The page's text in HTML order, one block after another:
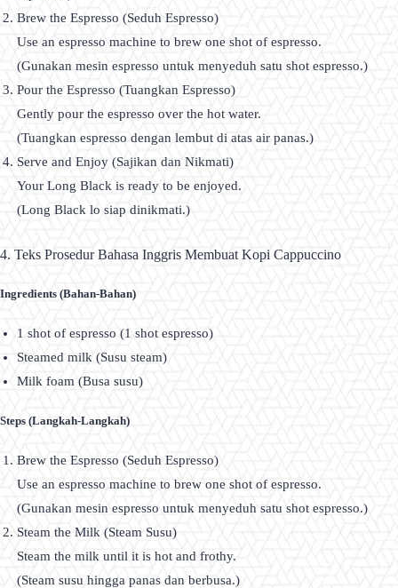
Brew the Espresso (Seduh Espresso)
Use an espresso machine to brew one shot of espresso.
(Gunakan mesin espresso untuk menyeduh satu shot espresso.)
Pour the Espresso (Tuangkan Espresso)
Gently pour the espresso over the hot water.
(Tuangkan espresso dengan lembut di atas air panas.)
Serve and Enjoy (Sajikan dan Nikmati)
Your Long Black is ready to be enjoyed.
(Long Black lo siap dinikmati.)
4. Teks Prosedur Bahasa Inggris Membuat Kopi Cappuccino
Ingredients (Bahan-Bahan)
1 shot of espresso (1 shot espresso)
Steamed milk (Susu steam)
Milk foam (Busa susu)
Steps (Langkah-Langkah)
Brew the Espresso (Seduh Espresso)
Use an espresso machine to brew one shot of espresso.
(Gunakan mesin espresso untuk menyeduh satu shot espresso.)
Steam the Milk (Steam Susu)
Steam the milk until it is hot and frothy.
(Steam susu hingga panas dan berbusa.)